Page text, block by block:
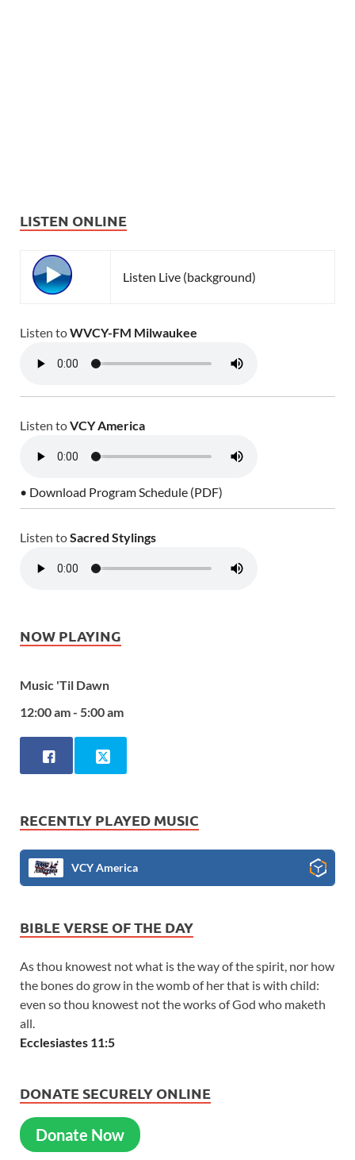
LISTEN ONLINE
Listen Live (background)
Listen toWVCY-FM Milwaukee
Listen toVCY America
• Download Program Schedule (PDF)
Listen toSacred Stylings
NOW PLAYING
Music 'Til Dawn
12:00 am - 5:00 am
RECENTLY PLAYED MUSIC
VCY America
BIBLE VERSE OF THE DAY
As thou knowest not what is the way of the spirit, nor how
the bones do grow in the womb of her that is with child:
even so thou knowest not the works of God who maketh
all.
Ecclesiastes 11:5
DONATE SECURELY ONLINE
Donate Now